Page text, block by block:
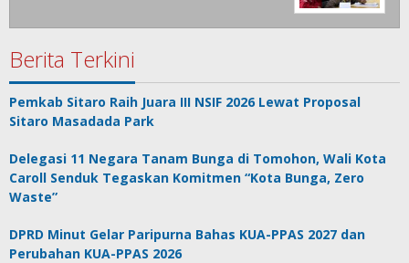
Berita Terkini
Pemkab Sitaro Raih Juara III NSIF 2026 Lewat Proposal
Sitaro Masadada Park
Delegasi 11 Negara Tanam Bunga di Tomohon, Wali Kota
Caroll Senduk Tegaskan Komitmen “Kota Bunga, Zero
Waste”
DPRD Minut Gelar Paripurna Bahas KUA-PPAS 2027 dan
Perubahan KUA-PPAS 2026